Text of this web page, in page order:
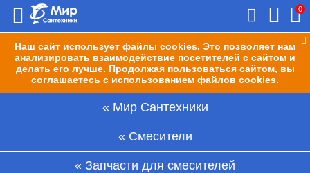
Наш сайт использует файлы cookies. Это позволяет нам
анализировать взаимодействие посетителей с сайтом и
делать его лучше. Продолжая пользоваться сайтом, вы
соглашаетесь с использованием файлов cookies.
0
Мир Сантехники
Смесители
Запчасти для смесителей